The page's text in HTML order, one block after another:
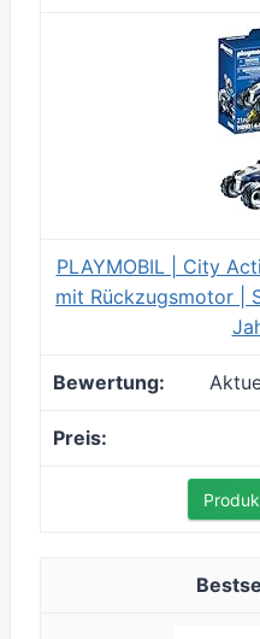
PLAYMOBIL | City
mit Rückzugsmotor |